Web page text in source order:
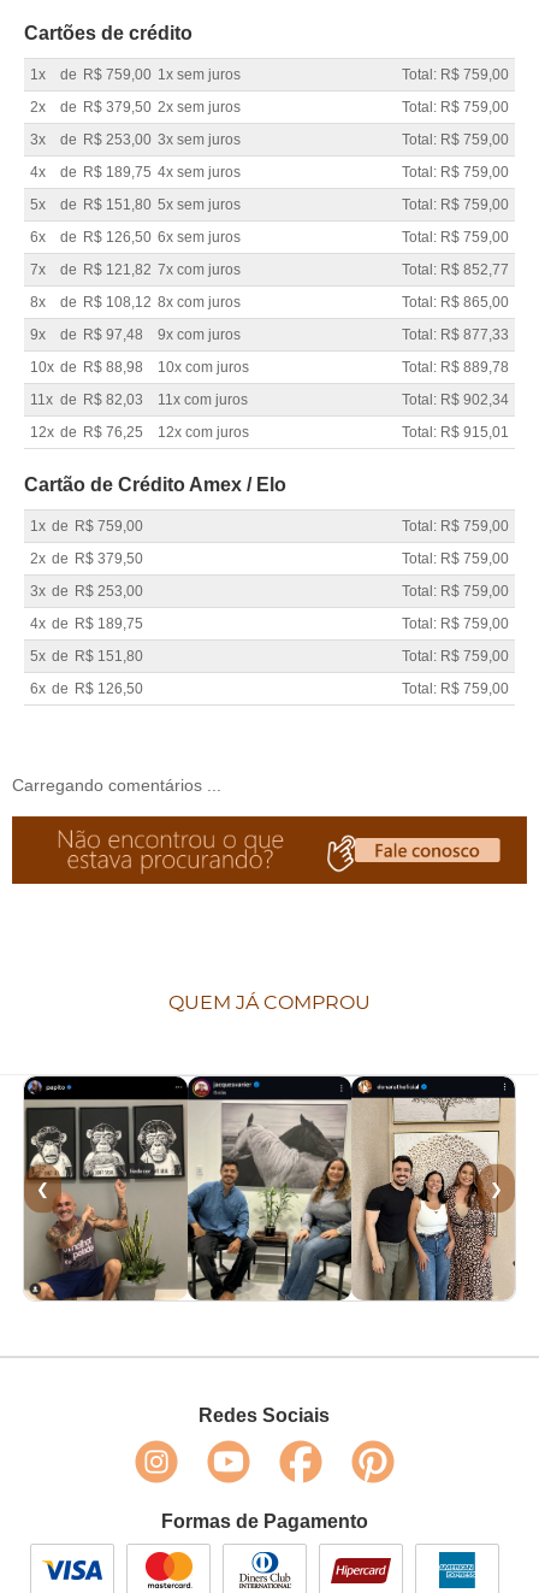
Cartões de crédito
1x de R$ 759,00 1x sem juros
Total: R$ 759,00
2x
de R$ 379,50 2x sem juros
Total: R$ 759,00
3x
de R$ 253,00 3x sem juros
Total: R$ 759,00
4x
de R$ 189,75 4x sem juros
Total: R$ 759,00
5x
de R$ 151,80 5x sem juros
Total: R$ 759,00
6x
de R$ 126,50 6x sem juros
Total: R$ 759,00
7x
de R$ 121,82 7x com juros
Total: R$ 852,77
8x
de R$ 108,12 8x com juros
Total: R$ 865,00
9x
de R$ 97,48 9x com juros
Total: R$ 877,33
10x de R$ 88,98 10x com juros
Total: R$ 889,78
11x de R$ 82,03 11x com juros
Total: R$ 902,34
12x de R$ 76,25 12x com juros Total: R$ 915,01
Cartão de Crédito Amex / Elo
1x de R$ 759,00
Total: R$ 759,00
2x de R$ 379,50
Total: R$ 759,00
3x de R$ 253,00
Total: R$ 759,00
4x de R$ 189,75
Total: R$ 759,00
5x de R$ 151,80
Total: R$ 759,00
6x de R$ 126,50 Total: R$ 759,00
Carregando comentários ...
QUEM JÁ COMPROU
❮ ❯
Redes Sociais
Formas de Pagamento